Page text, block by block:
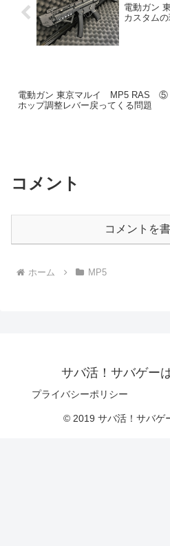
電動ガン 東京マルイ MP5 RAS ③
カスタム
電動ガン 東京マルイ MP5 RAS ⑤
ホップ調整レバー戻ってくる問題
コメント
コメントを
ホーム MP5
サバ活！サバゲー
プライバシーポリシー
© 2019 サバ活！サバゲ